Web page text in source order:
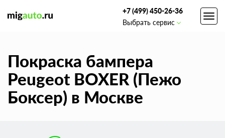
+7 (499) 450-26-36
Выбрать сервис
Покраска бампера
Peugeot BOXER (Пежо
Боксер) в Москве